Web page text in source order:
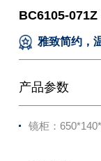
BC6105-
雅致简约，
产品参数
镜柜：